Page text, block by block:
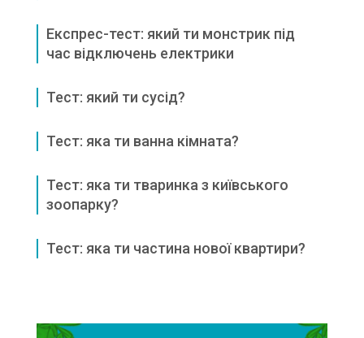
Експрес-тест: який ти монстрик під
час відключень електрики
Тест: який ти сусід?
Тест: яка ти ванна кімната?
Тест: яка ти тваринка з київського
зоопарку?
Тест: яка ти частина нової квартири?